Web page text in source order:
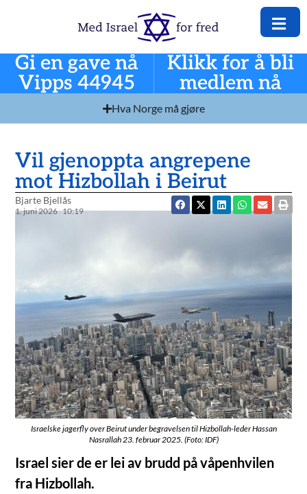
Gi en gave nå
Vipps 44945
Klikk for å bli
medlem nå
Hva Norge må gjøre
Vil gjenoppta angrepene
mot Hizbollah i Beirut
Bjarte Bjellås
1. juni 2026 10:19
Israelske jagerfly over Beirut under begravelsen til Hizbollah-leder Hassan
Nasrallah 23. februar 2025. (Foto: IDF)
Israel sier de er lei av brudd på våpenhvilen
fra Hizbollah.